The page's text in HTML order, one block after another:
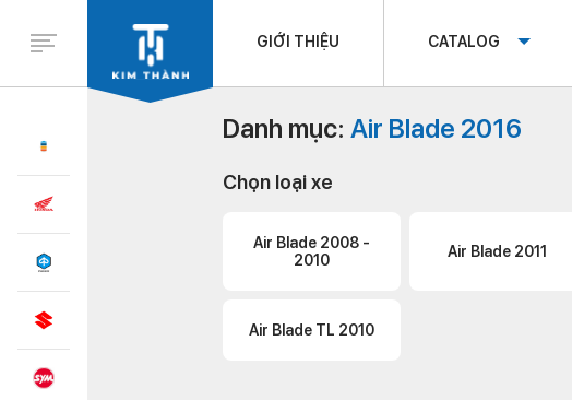
GIỚI THIỆU CATALOG
Danh mục: Air Blade 2016
Chọn loại xe
Air Blade 2008 -
2010
Air Blade 2011
Air Blade TL 2010